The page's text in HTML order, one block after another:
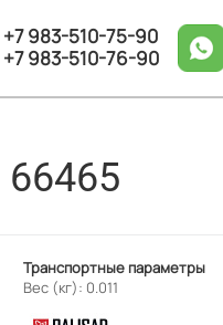
+7 983-510-75-90
+7 983-510-76-90
Транспортные параметры
Вес (кг): 0.011